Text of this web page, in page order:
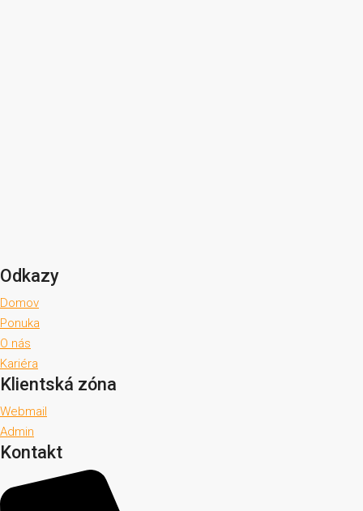
Odkazy
Domov
Ponuka
O nás
Kariéra
Klientská zóna
Webmail
Admin
Kontakt